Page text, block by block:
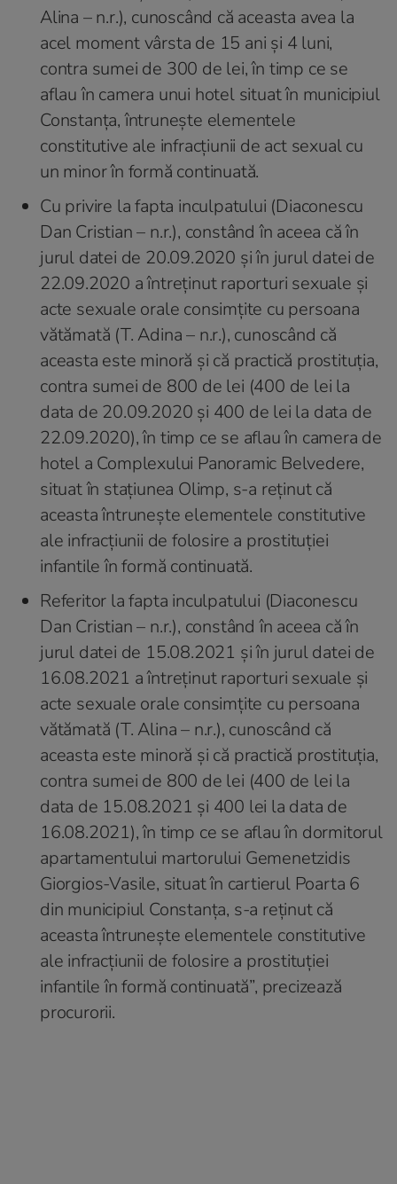
Alina – n.r.), cunoscând că aceasta avea la
acel moment vârsta de 15 ani și 4 luni,
contra sumei de 300 de lei, în timp ce se
aflau în camera unui hotel situat în municipiul
Constanța, întrunește elementele
constitutive ale infracțiunii de act sexual cu
un minor în formă continuată.
Cu privire la fapta inculpatului (Diaconescu
Dan Cristian – n.r.), constând în aceea că în
jurul datei de 20.09.2020 și în jurul datei de
22.09.2020 a întreținut raporturi sexuale şi
acte sexuale orale consimțite cu persoana
vătămată (T. Adina – n.r.), cunoscând că
aceasta este minoră şi că practică prostituţia,
contra sumei de 800 de lei (400 de lei la
data de 20.09.2020 și 400 de lei la data de
22.09.2020), în timp ce se aflau în camera de
hotel a Complexului Panoramic Belvedere,
situat în stațiunea Olimp, s-a reţinut că
aceasta întrunește elementele constitutive
ale infracțiunii de folosire a prostituţiei
infantile în formă continuată.
Referitor la fapta inculpatului (Diaconescu
Dan Cristian – n.r.), constând în aceea că în
jurul datei de 15.08.2021 și în jurul datei de
16.08.2021 a întreținut raporturi sexuale şi
acte sexuale orale consimțite cu persoana
vătămată (T. Alina – n.r.), cunoscând că
aceasta este minoră şi că practică prostituţia,
contra sumei de 800 de lei (400 de lei la
data de 15.08.2021 și 400 lei la data de
16.08.2021), în timp ce se aflau în dormitorul
apartamentului martorului Gemenetzidis
Giorgios-Vasile, situat în cartierul Poarta 6
din municipiul Constanța, s-a reţinut că
aceasta întrunește elementele constitutive
ale infracțiunii de folosire a prostituţiei
infantile în formă continuată”, precizează
procurorii.